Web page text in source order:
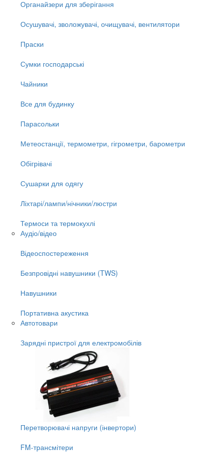
Органайзери для зберігання
Осушувачі, зволожувачі, очищувачі, вентилятори
Праски
Сумки господарські
Чайники
Все для будинку
Парасольки
Метеостанції, термометри, гігрометри, барометри
Обігрівачі
Сушарки для одягу
Ліхтарі/лампи/нічники/люстри
Термоси та термокухлі
Аудіо/відео
Відеоспостереження
Безпровідні навушники (TWS)
Навушники
Портативна акустика
Автотовари
Зарядні пристрої для електромобілів
Перетворювачі напруги (інвертори)
FM-трансмітери